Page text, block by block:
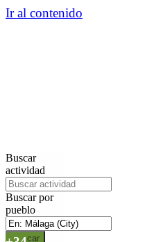
Ir al contenido
Buscar
actividad
Buscar por
pueblo
Buscar